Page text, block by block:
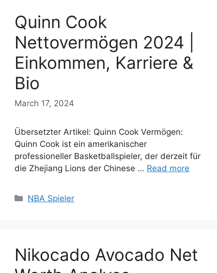
Quinn Cook
Nettovermögen 2024 |
Einkommen, Karriere &
Bio
March 17, 2024
Übersetzter Artikel: Quinn Cook Vermögen:
Quinn Cook ist ein amerikanischer
professioneller Basketballspieler, der derzeit für
die Zhejiang Lions der Chinese … Read more
Categories
NBA Spieler
Nikocado Avocado Net